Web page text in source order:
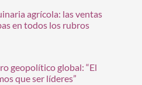
agrícola: las ventas
en todos los rubros
geopolítico global: “El
que ser líderes”